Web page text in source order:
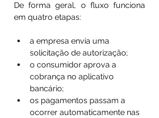
De forma geral, o fluxo funciona
em quatro etapas:
a empresa envia uma
solicitação de autorização;
o consumidor aprova a
cobrança no aplicativo
bancário;
os pagamentos passam a
ocorrer automaticamente nas